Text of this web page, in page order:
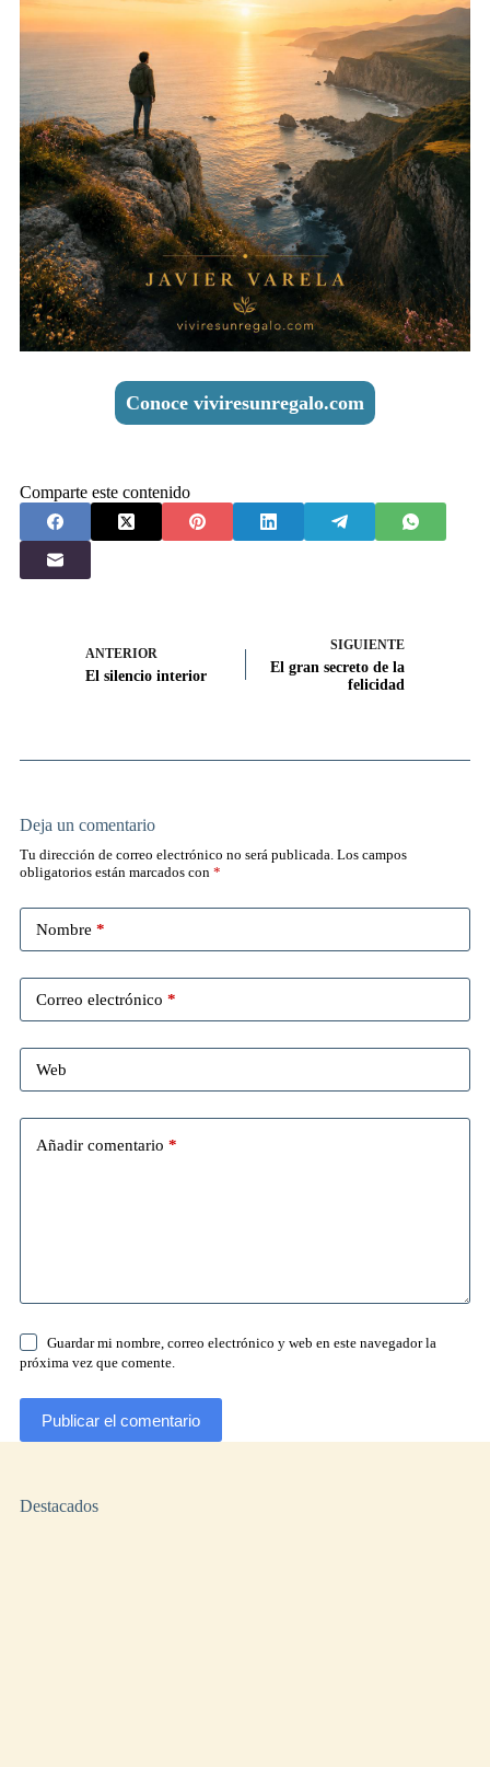
Conoce viviresunregalo.com
Comparte este contenido
ANTERIOR
El silencio interior
SIGUIENTE
El gran secreto de la
felicidad
Deja un comentario
Tu dirección de correo electrónico no será publicada. Los campos
obligatorios están marcados con *
Nombre *
Correo electrónico *
Web
Añadir comentario *
Guardar mi nombre, correo electrónico y web en este navegador la
próxima vez que comente.
Publicar el comentario
Destacados